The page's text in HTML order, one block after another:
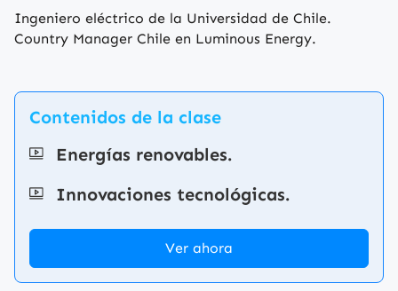
Ingeniero eléctrico de la Universidad de Chile.
Country Manager Chile en Luminous Energy.
Contenidos de la clase
Energías renovables.
Innovaciones tecnológicas.
Ver ahora